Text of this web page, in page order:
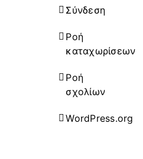
Σύνδεση
Ροή
καταχωρίσεων
Ροή
σχολίων
WordPress.org